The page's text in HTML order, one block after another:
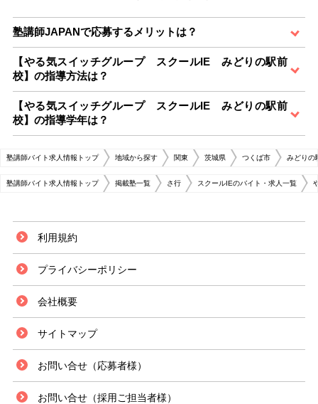
塾講師JAPANで応募するメリットは？
【やる気スイッチグループ スクールIE みどりの駅前
校】の指導方法は？
【やる気スイッチグループ スクールIE みどりの駅前
校】の指導学年は？
塾講師バイト求人情報トップ 地域から探す 関東 茨城県 つくば市 みどりの
塾講師バイト求人情報トップ 掲載塾一覧 さ行 スクールIEのバイト・求人一覧
利用規約
プライバシーポリシー
会社概要
サイトマップ
お問い合せ（応募者様）
お問い合せ（採用ご担当者様）